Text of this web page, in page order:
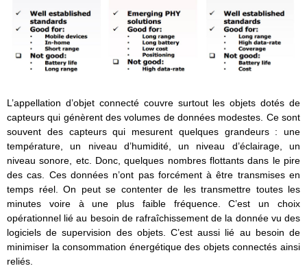
L’appellation d’objet connecté couvre surtout les objets dotés de
capteurs qui génèrent des volumes de données modestes. Ce sont
souvent des capteurs qui mesurent quelques grandeurs : une
température, un niveau d’humidité, un niveau d’éclairage, un
niveau sonore, etc. Donc, quelques nombres flottants dans le pire
des cas. Ces données n’ont pas forcément à être transmises en
temps réel. On peut se contenter de les transmettre toutes les
minutes voire à une plus faible fréquence. C’est un choix
opérationnel lié au besoin de rafraîchissement de la donnée vu des
logiciels de supervision des objets. C’est aussi lié au besoin de
minimiser la consommation énergétique des objets connectés ainsi
reliés.